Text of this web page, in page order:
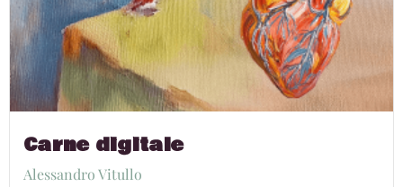
Carne digitale
Alessandro Vitullo